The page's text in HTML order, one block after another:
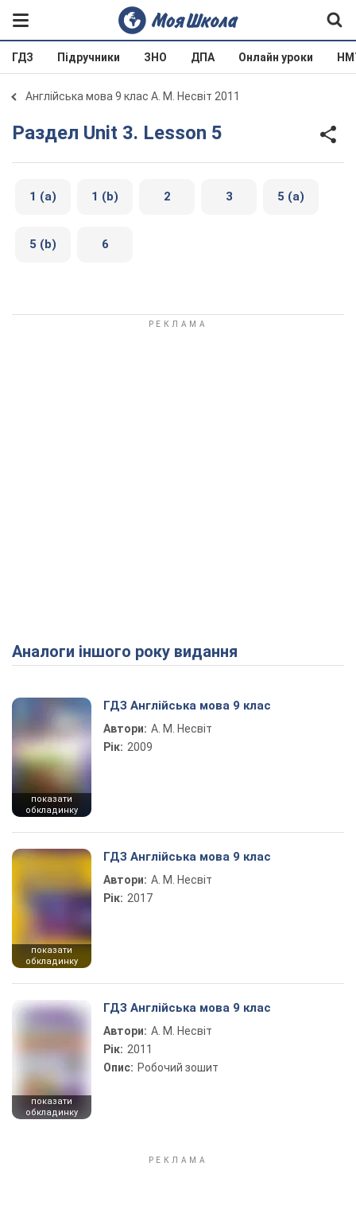
ГДЗ Підручники ЗНО ДПА Онлайн уроки
Англійська мова 9 клас А. М. Несвіт 2011
Раздел Unit 3. Lesson 5
1 (a) 1 (b) 2 3 5 (a)
5 (b) 6
Аналоги іншого року видання
показати
обкладинку
ГДЗ Англійська мова 9 клас
Автори: А. М. Несвіт
Рік: 2009
показати
обкладинку
ГДЗ Англійська мова 9 клас
Автори: А. М. Несвіт
Рік: 2017
показати
обкладинку
ГДЗ Англійська мова 9 клас
Автори: А. М. Несвіт
Рік: 2011
Опис: Робочий зошит